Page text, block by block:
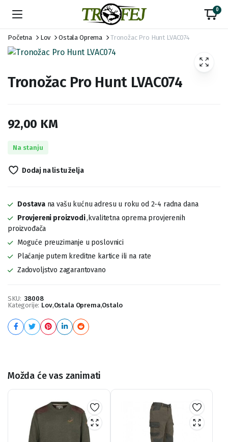
0
Početna Lov Ostala Oprema Tronožac Pro Hunt LVAC074
Tronožac Pro Hunt LVAC074
92,00 KM
Na stanju
Dodaj na listu želja
Dostavana vašu kućnu adresu u roku od 2-4 radna dana
Provjereni proizvodi,kvalitetna oprema provjerenih
proizvođača
Moguće preuzimanje u poslovnici
Plaćanje putem kreditne kartice ili na rate
Zadovoljstvo zagarantovano
SKU: 38008
Kategorije: Lov,Ostala Oprema,Ostalo
Možda će vas zanimati